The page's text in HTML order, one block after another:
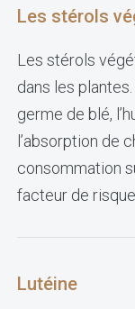
Les stérols
Les stérols
dans les
germe de blé,
l’absorption de
consommation
facteur de
Lutéine